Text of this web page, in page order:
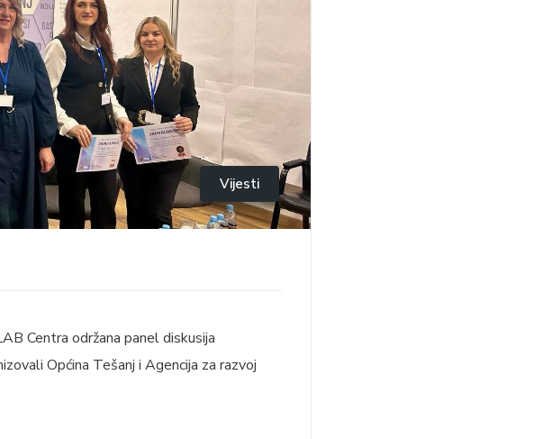
Vijesti
Centra održana panel diskusija
Općina Tešanj i Agencija za razvoj